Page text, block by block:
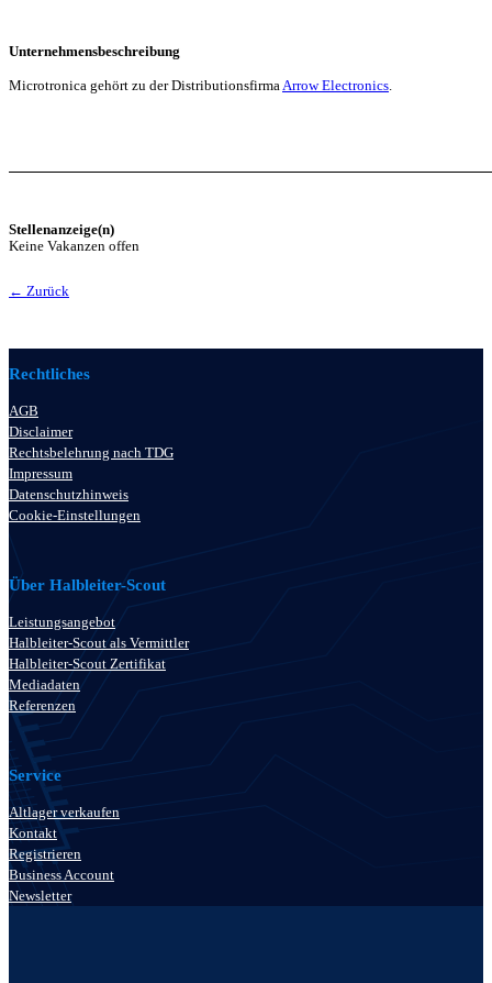
Unternehmensbeschreibung
Microtronica gehört zu der DistributionsfirmaArrow Electronics.
Stellenanzeige(n)
Keine Vakanzen offen
← Zurück
Rechtliches
AGB
Disclaimer
Rechtsbelehrung nach TDG
Impressum
Datenschutzhinweis
Cookie-Einstellungen
Über Halbleiter-Scout
Leistungsangebot
Halbleiter-Scout als Vermittler
Halbleiter-Scout Zertifikat
Mediadaten
Referenzen
Service
Altlager verkaufen
Kontakt
Registrieren
Business Account
Newsletter